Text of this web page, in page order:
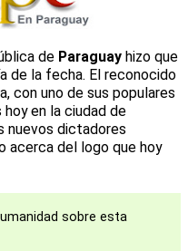
de Paraguay hizo que
de la fecha. El reconocido
con uno de sus populares
en la ciudad de
nuevos dictadores
acerca del logo que hoy
sobre esta